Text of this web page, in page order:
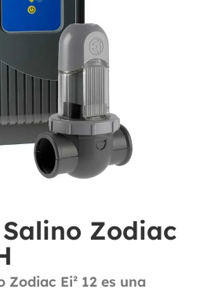
Zodiac
Ei² 12 es una